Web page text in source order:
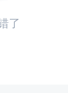
了